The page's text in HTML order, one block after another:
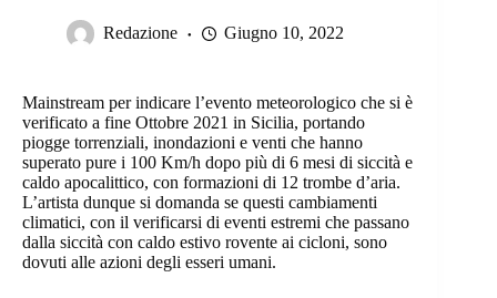
Redazione Giugno 10, 2022
Mainstream per indicare l’evento meteorologico che si è
verificato a fine Ottobre 2021 in Sicilia, portando
piogge torrenziali, inondazioni e venti che hanno
superato pure i 100 Km/h dopo più di 6 mesi di siccità e
caldo apocalittico, con formazioni di 12 trombe d’aria.
L’artista dunque si domanda se questi cambiamenti
climatici, con il verificarsi di eventi estremi che passano
dalla siccità con caldo estivo rovente ai cicloni, sono
dovuti alle azioni degli esseri umani.